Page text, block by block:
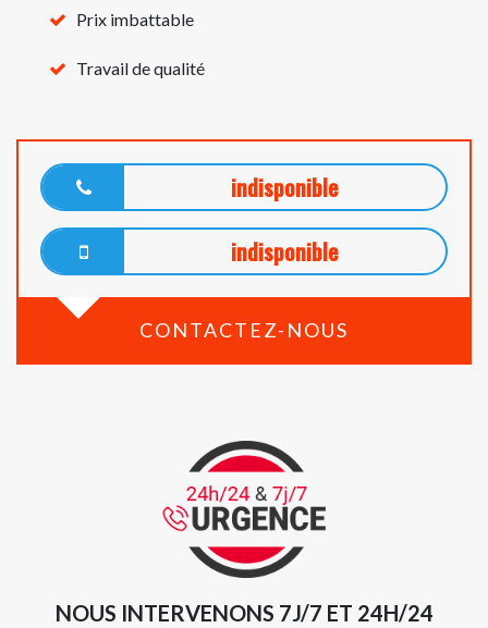
Prix imbattable
Travail de qualité
indisponible
indisponible
CONTACTEZ-NOUS
NOUS INTERVENONS 7J/7 ET 24H/24